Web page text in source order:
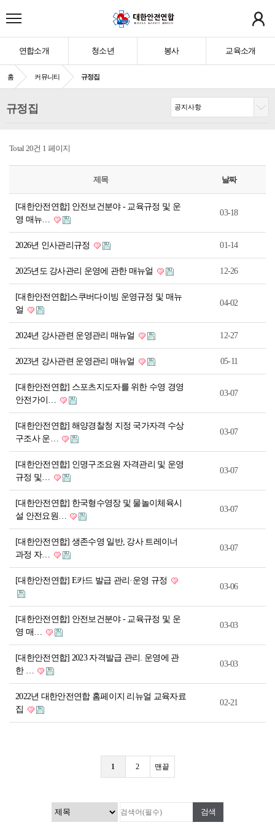
연합소개 청소년 봉사 교육소개
홈 커뮤니티 규정집
규정집
Total 20건 1 페이지
제목 날짜
[대한안전연합] 안전보건분야 - 교육규정 및 운
영 매뉴…
03-18
2026년 인사관리규정 01-14
2025년도 강사관리 운영에 관한 매뉴얼 12-26
[대한안전연합]스쿠버다이빙 운영규정 및 매뉴
얼
04-02
2024년 강사관련 운영관리 매뉴얼 12-27
2023년 강사관련 운영관리 매뉴얼 05-11
[대한안전연합] 스포츠지도자를 위한 수영 경영
안전가이…
03-07
[대한안전연합] 해양경찰청 지정 국가자격 수상
구조사 운…
03-07
[대한안전연합] 인명구조요원 자격관리 및 운영
규정 및…
03-07
[대한안전연합] 한국형수영장 및 물놀이체육시
설 안전요원…
03-07
[대한안전연합] 생존수영 일반, 강사 트레이너
과정 자…
03-07
[대한안전연합] E카드 발급 관리·운영 규정
03-06
[대한안전연합] 안전보건분야 - 교육규정 및 운
영 매…
03-03
[대한안전연합] 2023 자격발급 관리. 운영에 관
한 …
03-03
2022년 대한안전연합 홈페이지 리뉴얼 교육자료
집
02-21
1 2 맨끝